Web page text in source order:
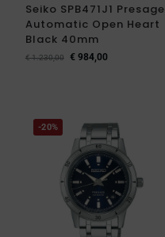
Seiko SPB471J1 Presage
Automatic Open Heart
Black 40mm
€1.230,00 € 984,00
-20%